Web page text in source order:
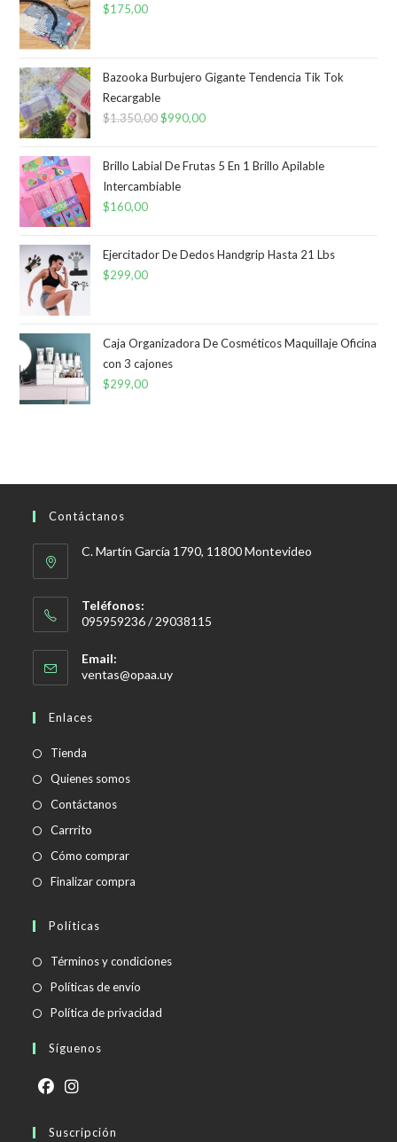
$175,00
Bazooka Burbujero Gigante Tendencia Tik Tok
Recargable
$1.350,00El
original
era:
$990,00El
actual
Brillo Labial De Frutas 5 En 1 Brillo Apilable
Intercambiable
$160,00
Ejercitador De Dedos Handgrip Hasta 21 Lbs
$299,00
Caja Organizadora De Cosméticos Maquillaje Oficina
con 3 cajones
$299,00
Contáctanos
C. Martín García 1790, 11800 Montevideo
Teléfonos:
095959236 / 29038115
Email:
ventas@opaa.uySe
Enlaces
Tienda
Quienes somos
Contáctanos
Carrrito
Cómo comprar
Finalizar compra
Políticas
Términos y condicionesSe
Políticas de envío
abre
Política de privacidad
Síguenos
abre abre
Suscripción